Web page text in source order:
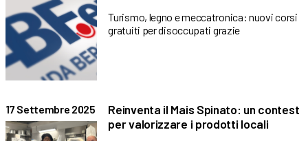
Turismo, legno e meccatronica: nuovi corsi
gratuiti per disoccupati grazie
17 Settembre 2025
Reinventa il Mais Spinato: un contest
per valorizzare i prodotti locali